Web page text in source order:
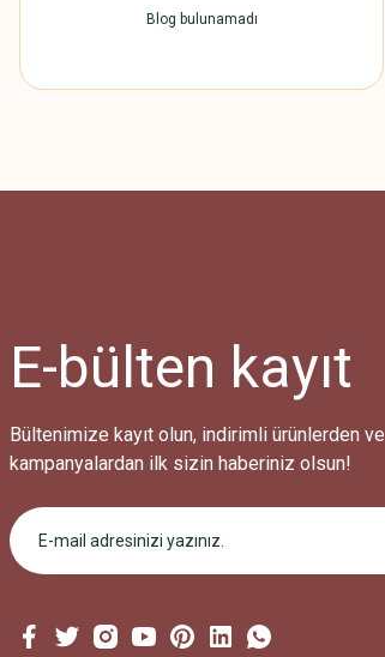
Blog bulunamadı
E-bülten kayıt
Bültenimize kayıt olun, indirimli ürünlerden ve
kampanyalardan ilk sizin haberiniz olsun!